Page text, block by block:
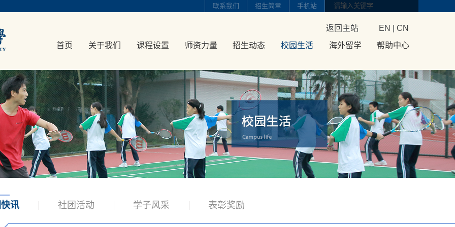
手机站
招生简章
联系我们
返回主站 EN
CN
首页
关于我们 课程设置 师资力量 招生动态 校园生活 海外留学 帮助中心
讯 社团活动 学子风采 表彰奖励